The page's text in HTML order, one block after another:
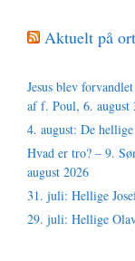
Aktuelt på
Jesus blev
af f. Poul, 6. august
4. august: De
Hvad er tro? – 9.
august 2026
31. juli: Hellige
29. juli: Hellige